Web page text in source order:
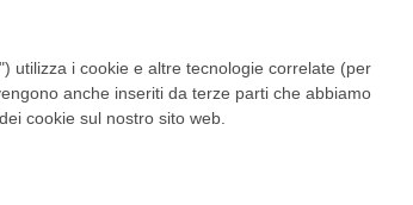
utilizza i cookie e altre tecnologie correlate (per
anche inseriti da terze parti che abbiamo
cookie sul nostro sito web.